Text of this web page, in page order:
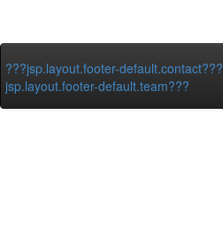
???jsp.layout.footer-default.contact???
jsp.layout.footer-default.team???